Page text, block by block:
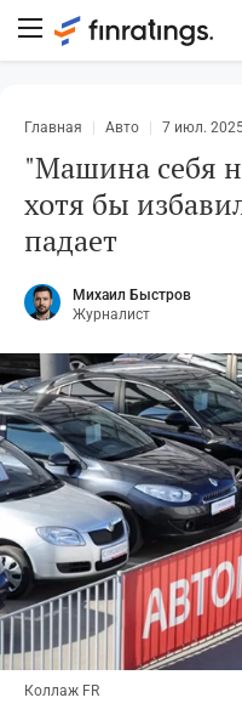
Главная Авто 7 июл.
"Машина себя
хотя бы
падает
Михаил Быстров
Журналист
Коллаж FR